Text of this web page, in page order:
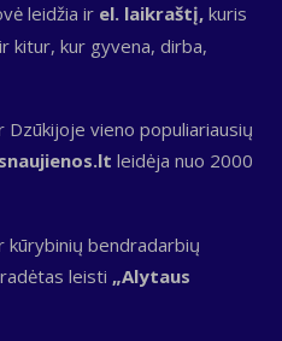
leidžia ir el. laikraštį, kuris
kitur, kur gyvena, dirba,
Dzūkijoje vieno populiariausių
leidėja nuo 2000
kūrybinių bendradarbių
leisti „Alytaus